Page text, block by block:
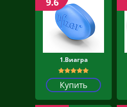
1.Виагра
Купить